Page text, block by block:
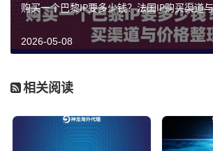
靠谱的英国IP代理服务商，要
市场上提供英国IP地址的服务商多如牛
指标：
第一，看IP池规模和纯净度。 这是根基
果只有几十万、几百万的IP池，分到英
购买一个巴黎IP要多少钱？法国IP购买渠道
2026-05-08
相关阅读